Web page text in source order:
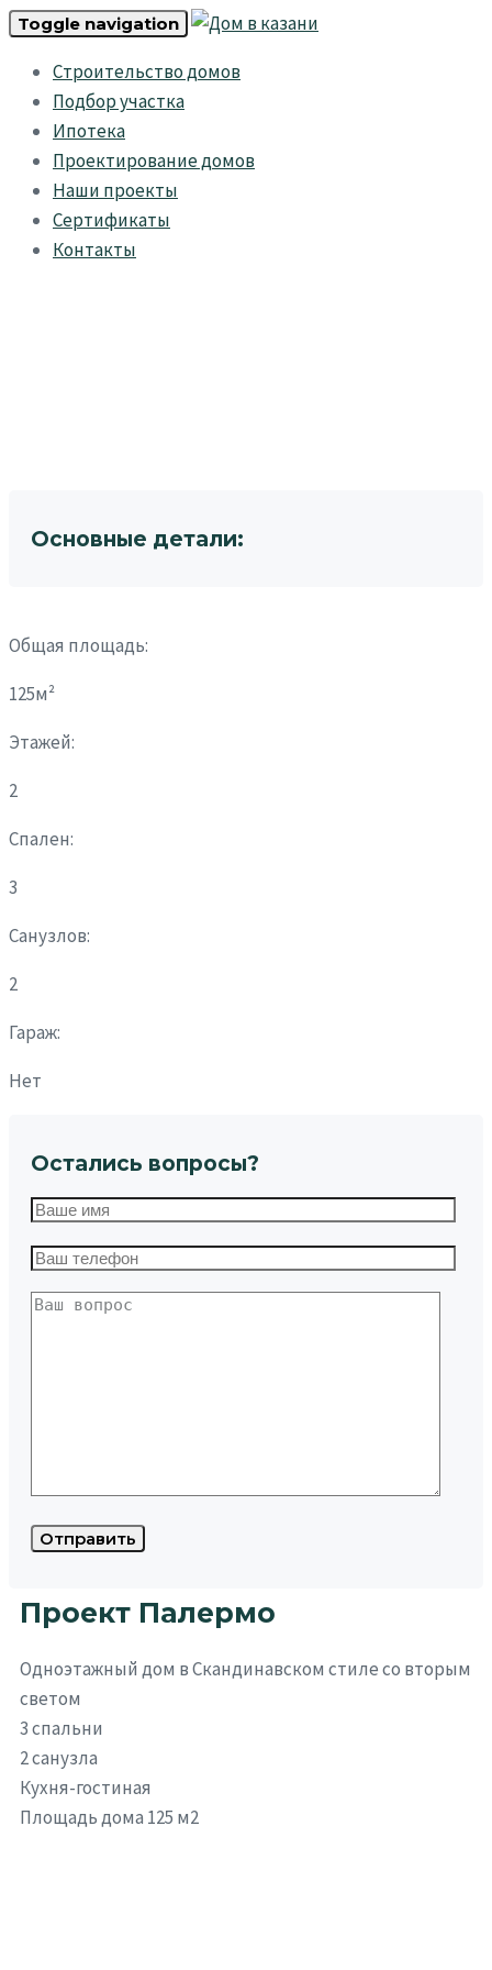
Skip
Skip
primary
navigation
Skip
content
Toggle navigation
Строительство домов
Подбор участка
Ипотека
Проектирование домов
Наши проекты
Сертификаты
Контакты
Основные детали:
Общая площадь:
125м²
Этажей:
2
Спален:
3
Санузлов:
2
Гараж:
Нет
Остались вопросы?
Проект Палермо
Одноэтажный дом в Скандинавском стиле со вторым
светом
3 спальни
2 санузла
Кухня-гостиная
Площадь дома 125 м2